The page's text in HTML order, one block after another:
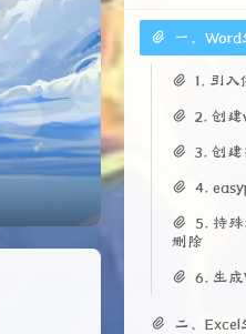
一、Word
1. 引入
2. 创
3. 创建
4.
5. 特
删除
6. 生
二、Excel